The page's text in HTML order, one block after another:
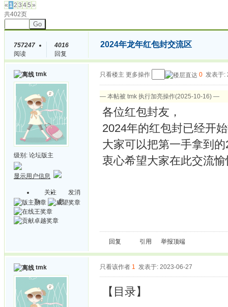
« 12 3 45 »
共402页
Go
757247
阅读
4016
回复
2024年龙年红包封交流区
tmk
级别: 论坛版主
显示用户信息
关注
Ta
发消
息
只看楼主 更多操作 0 发表于:
— 本帖被 tmk 执行加亮操作(2025-10-16) —
各位红包封友，
2024年的红包封已经开
大家可以把第一手拿到
衷心希望大家在此交流
回复 引用 举报顶端
tmk 只看该作者 1 发表于: 2023-06-27
【目录】